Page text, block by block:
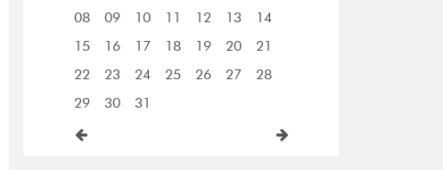
08
09 10 11 12 13
14
15
16 17 18 19 20
21
22
23 24 25 26 27
28
29
30 31